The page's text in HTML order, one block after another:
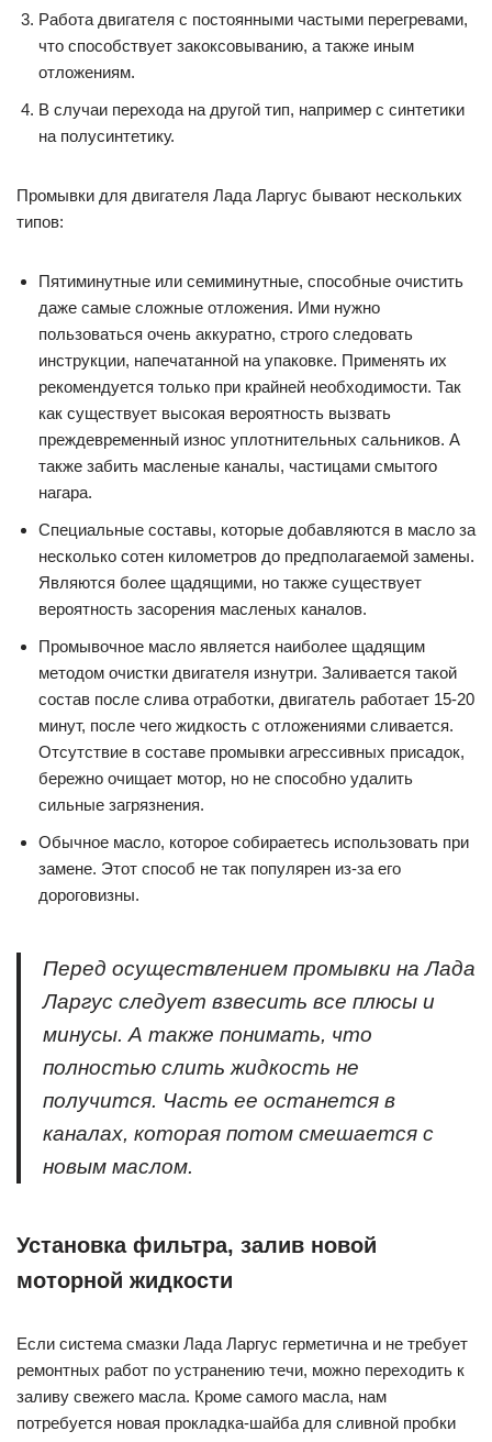
Работа двигателя с постоянными частыми перегревами,
что способствует закоксовыванию, а также иным
отложениям.
В случаи перехода на другой тип, например с синтетики
на полусинтетику.
Промывки для двигателя Лада Ларгус бывают нескольких
типов:
Пятиминутные или семиминутные, способные очистить
даже самые сложные отложения. Ими нужно
пользоваться очень аккуратно, строго следовать
инструкции, напечатанной на упаковке. Применять их
рекомендуется только при крайней необходимости. Так
как существует высокая вероятность вызвать
преждевременный износ уплотнительных сальников. А
также забить масленые каналы, частицами смытого
нагара.
Специальные составы, которые добавляются в масло за
несколько сотен километров до предполагаемой замены.
Являются более щадящими, но также существует
вероятность засорения масленых каналов.
Промывочное масло является наиболее щадящим
методом очистки двигателя изнутри. Заливается такой
состав после слива отработки, двигатель работает 15-20
минут, после чего жидкость с отложениями сливается.
Отсутствие в составе промывки агрессивных присадок,
бережно очищает мотор, но не способно удалить
сильные загрязнения.
Обычное масло, которое собираетесь использовать при
замене. Этот способ не так популярен из-за его
дороговизны.
Перед осуществлением промывки на Лада
Ларгус следует взвесить все плюсы и
минусы. А также понимать, что
полностью слить жидкость не
получится. Часть ее останется в
каналах, которая потом смешается с
новым маслом.
Установка фильтра, залив новой
моторной жидкости
Если система смазки Лада Ларгус герметична и не требует
ремонтных работ по устранению течи, можно переходить к
заливу свежего масла. Кроме самого масла, нам
потребуется новая прокладка-шайба для сливной пробки